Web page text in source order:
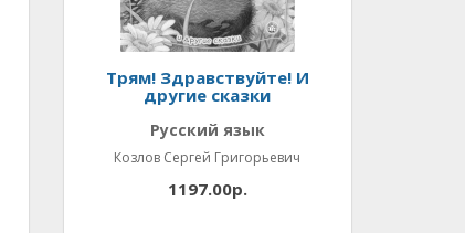
Трям! Здравствуйте! И
другие сказки
Русский язык
Козлов Сергей Григорьевич
1197.00р.